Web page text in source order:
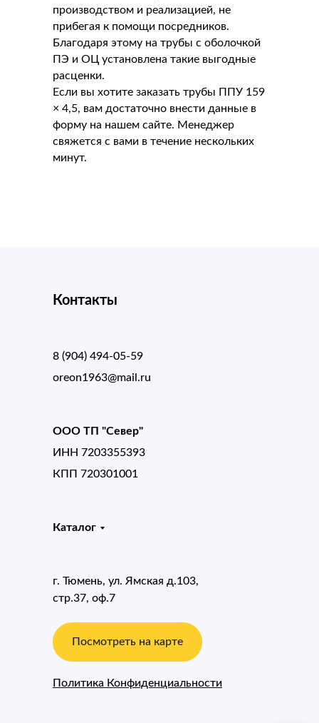
производством и реализацией, не
прибегая к помощи посредников.
Благодаря этому на трубы с оболочкой
ПЭ и ОЦ установлена такие выгодные
расценки.
Если вы хотите заказать трубы ППУ 159
× 4,5, вам достаточно внести данные в
форму на нашем сайте. Менеджер
свяжется с вами в течение нескольких
минут.
Каталог
Контакты
8 (904) 494-05-59
Политика Конфиденциальности
oreon1963@mail.ru
ИНН 7203355393
КПП 720301001
г. Тюмень, ул. Ямская д.103,
стр.37, оф.7
Посмотреть на карте
ООО ТП "Север"